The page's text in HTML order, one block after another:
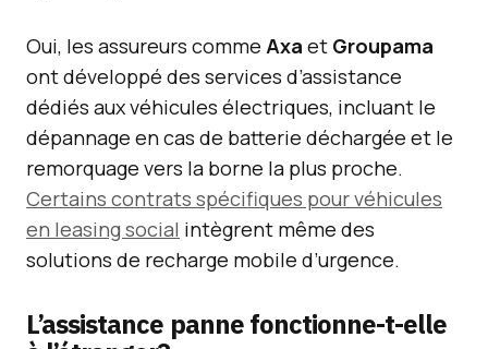
Oui, les assureurs comme Axa et Groupama
ont développé des services d’assistance
dédiés aux véhicules électriques, incluant le
dépannage en cas de batterie déchargée et le
remorquage vers la borne la plus proche.
Certains contrats spécifiques pour véhicules
en leasing social intègrent même des
solutions de recharge mobile d’urgence.
L’assistance panne fonctionne-t-elle